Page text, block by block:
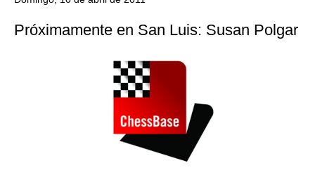
Próximamente en San Luis: Susan Polgar